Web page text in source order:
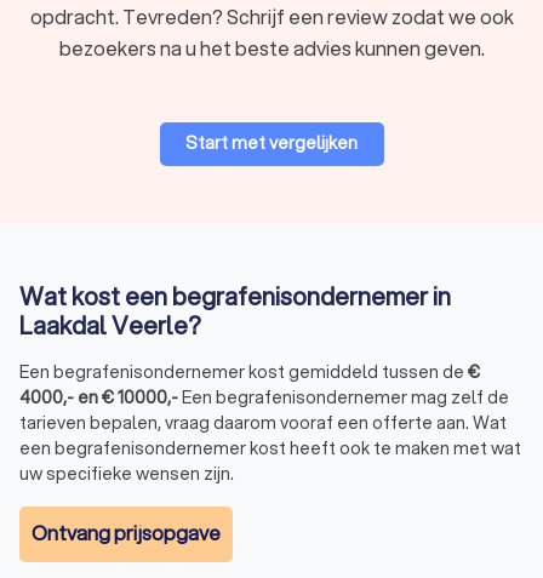
organiseren.
Hulp bij complexe familiesituaties:in grote of
evenwichtige regeling.
Door tijdig een uitvaartondernemer in Laakdal Veerle te
Wat kost een begrafenisondernemer in
Laakdal Veerle?
factoren, zoals de keuze voor een begrafenis of crematie,
het funerarium en de specifieke diensten die u wenst.
Hieronder vindt u een indicatie van de gemiddelde kosten:
Basiskosten begrafenisondernemer:€ 1.500,- tot €
3.500,- (inclusief begeleiding en administratie)
Begrafenissen met plechtigheid:
(inclusief graf, ceremonie en rouwvervoer)
Crematies:€ 5.500,- tot € 10.500,- (inclusief
crematorium en urn)
opdracht. Tevreden? Schrijf een review zodat we ook
bezoekers na u het beste advies kunnen geven.
Start met vergelijken
Wat kost een begrafenisondernemer in
Laakdal Veerle?
Een begrafenisondernemer kost gemiddeld tussen de €
4000,- en€10000,-Een begrafenisondernemer mag zelf de
tarieven bepalen, vraag daarom vooraf een offerte aan. Wat
een begrafenisondernemer kost heeft ook te maken met wat
uw specifieke wensen zijn.
Ontvang prijsopgave